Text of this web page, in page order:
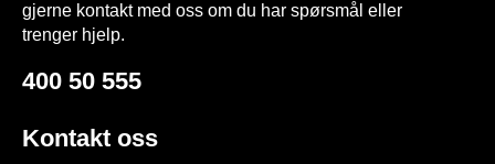
gjerne kontakt med oss om du har spørsmål eller
trenger hjelp.
400 50 555
Kontakt oss